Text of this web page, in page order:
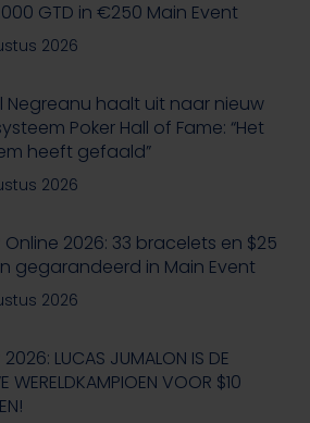
GTD in €250 Main Event
2026
Negreanu haalt uit naar nieuw
Poker Hall of Fame: “Het
heeft gefaald”
2026
Online 2026: 33 bracelets en $25
gegarandeerd in Main Event
2026
LUCAS JUMALON IS DE
WERELDKAMPIOEN VOOR $10